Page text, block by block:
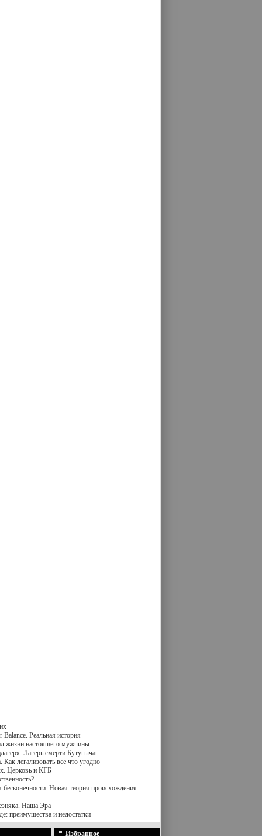
Balance. Реальная история
жизни настоящего мужчины
Лагерь смерти Бутугычаг
легализовать все что угодно
Церковь и КГБ
бесконечности. Новая теория происхождения
Наша Эра
преимущества и недостатки
Избранное